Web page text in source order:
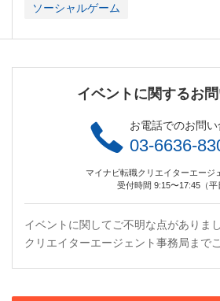
ソーシャルゲーム
イベントに関するお
お電話でのお問
03-6636-
マイナビ転職クリエイターエージ
受付時間 9:15〜17:45（平
イベントに関してご不明な点がありま
クリエイターエージェント事務局まで